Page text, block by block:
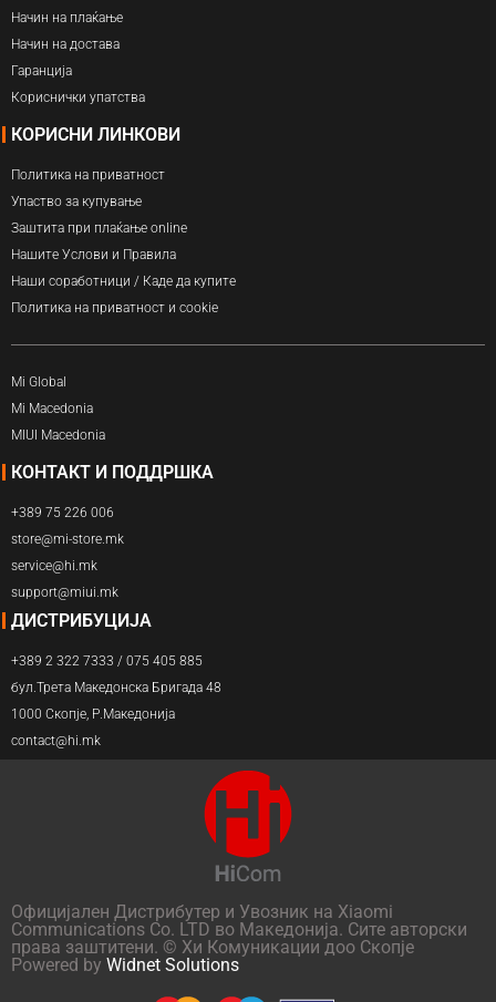
Начин на плаќање
Начин на достава
Гаранција
Кориснички упатства
КОРИСНИ ЛИНКОВИ
Политика на приватност
Упаство за купување
Заштита при плаќање online
Нашите Услови и Правила
Наши соработници / Каде да купите
Политика на приватност и cookie
Mi Global
Mi Macedonia
MIUI Macedonia
КОНТАКТ И ПОДДРШКА
+389 75 226 006
store@mi-store.mk
service@hi.mk
support@miui.mk
ДИСТРИБУЦИЈА
+389 2 322 7333 / 075 405 885
бул.Трета Македонска Бригада 48
1000 Скопје, Р.Македонија
contact@hi.mk
Официјален Дистрибутер и Увозник на Xiaomi
Communications Co. LTD во Македонија. Сите авторски
права заштитени. © Хи Комуникации доо Скопје
Powered by Widnet Solutions